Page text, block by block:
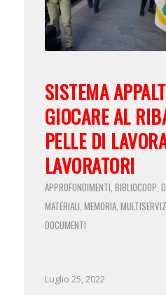
SISTEMA
GIOCARE AL
PELLE DI
LAVORATORI
APPROFONDIMENTI BIBLIOCOOP
MATERIALI MEMORIA,
DOCUMENTI
Luglio 25, 2022